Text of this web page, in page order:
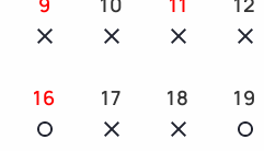
16 17 18 19